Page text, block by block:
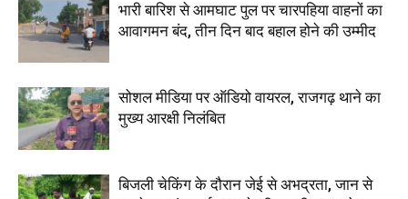
भारी बारिश से आमघाट पुल पर चारपहिया वाहनों का
आवागमन बंद, तीन दिन बाद बहाल होने की उम्मीद
सोशल मीडिया पर ऑडियो वायरल, राजगढ़ थाने का
मुख्य आरक्षी निलंबित
बिजली चेकिंग के दौरान जेई से अभद्रता, जान से